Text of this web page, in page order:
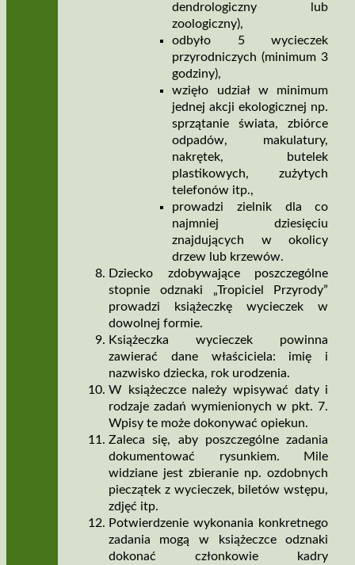
dendrologiczny lub
zoologiczny),
odbyło 5 wycieczek
przyrodniczych (minimum 3
godziny),
wzięło udział w minimum
jednej akcji ekologicznej np.
sprzątanie świata, zbiórce
odpadów, makulatury,
nakrętek, butelek
plastikowych, zużytych
telefonów itp.,
prowadzi zielnik dla co
najmniej dziesięciu
znajdujących w okolicy
drzew lub krzewów.
Dziecko zdobywające poszczególne
stopnie odznaki „Tropiciel Przyrody”
prowadzi książeczkę wycieczek w
dowolnej formie.
Książeczka wycieczek powinna
zawierać dane właściciela: imię i
nazwisko dziecka, rok urodzenia.
W książeczce należy wpisywać daty i
rodzaje zadań wymienionych w pkt. 7.
Wpisy te może dokonywać opiekun.
Zaleca się, aby poszczególne zadania
dokumentować rysunkiem. Mile
widziane jest zbieranie np. ozdobnych
pieczątek z wycieczek, biletów wstępu,
zdjęć itp.
Potwierdzenie wykonania konkretnego
zadania mogą w książeczce odznaki
dokonać członkowie kadry